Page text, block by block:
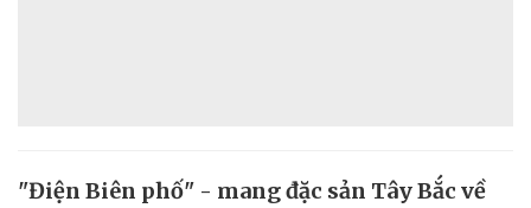
"Điện Biên phố" - mang đặc sản Tây Bắc về